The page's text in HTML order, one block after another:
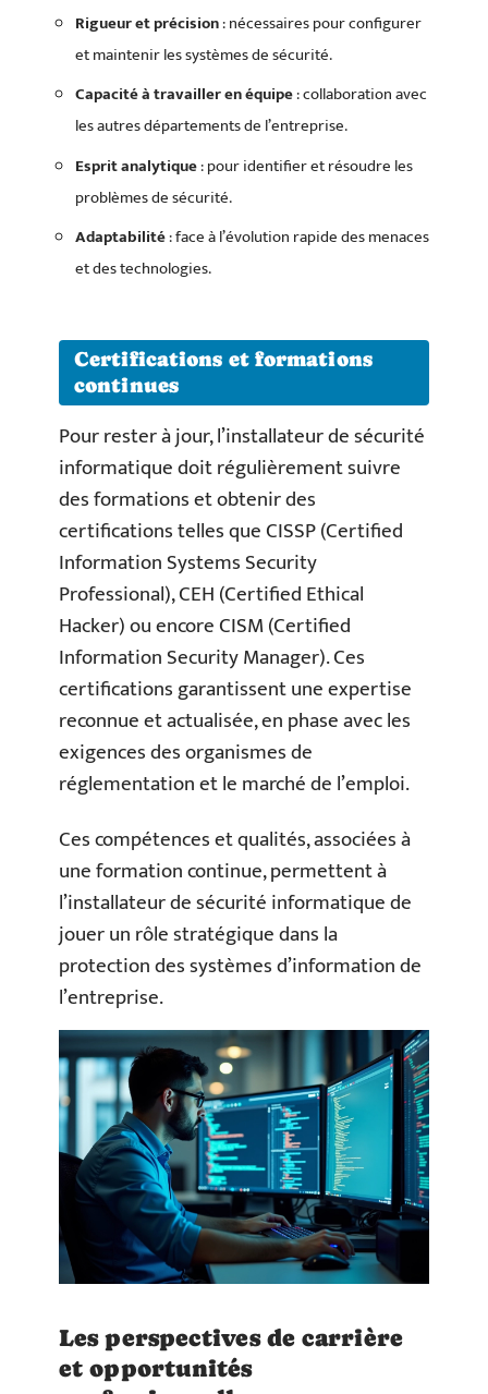
Rigueur et précision: nécessaires pour configurer
et maintenir les systèmes de sécurité.
Capacité à travailler en équipe: collaboration avec
les autres départements de l’entreprise.
Esprit analytique: pour identifier et résoudre les
problèmes de sécurité.
Adaptabilité: face à l’évolution rapide des menaces
et des technologies.
Certifications et formations
continues
Pour rester à jour, l’installateur de sécurité
informatique doit régulièrement suivre
des formations et obtenir des
certifications telles que CISSP (Certified
Information Systems Security
Professional), CEH (Certified Ethical
Hacker) ou encore CISM (Certified
Information Security Manager). Ces
certifications garantissent une expertise
reconnue et actualisée, en phase avec les
exigences des organismes de
réglementation et le marché de l’emploi.
Ces compétences et qualités, associées à
une formation continue, permettent à
l’installateur de sécurité informatique de
jouer un rôle stratégique dans la
protection des systèmes d’information de
l’entreprise.
Les perspectives de carrière
et opportunités